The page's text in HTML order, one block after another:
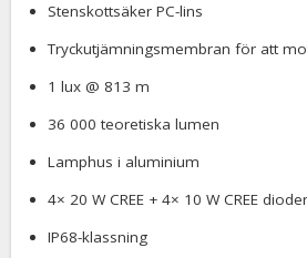
Stenskottsäker PC-lins
Tryckutjämningsmembran för att
1 lux @ 813 m
36 000 teoretiska lumen
Lamphus i aluminium
4× 20 W CREE + 4× 10 W CREE
IP68-klassning